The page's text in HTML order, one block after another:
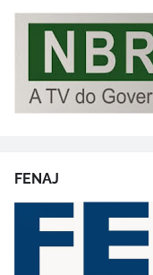
FENAJ